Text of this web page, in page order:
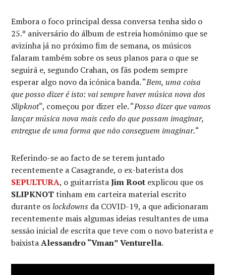
Embora o foco principal dessa conversa tenha sido o
25.º aniversário do álbum de estreia homónimo que se
avizinha já no próximo fim de semana, os músicos
falaram também sobre os seus planos para o que se
seguirá e, segundo Crahan, os fãs podem sempre
esperar algo novo da icónica banda. “Bem, uma coisa
que posso dizer é isto: vai sempre haver música nova dos
Slipknot“, começou por dizer ele. “Posso dizer que vamos
lançar música nova mais cedo do que possam imaginar,
entregue de uma forma que não conseguem imaginar.“
Referindo-se ao facto de se terem juntado
recentemente a Casagrande, o ex-baterista dos
SEPULTURA, o guitarristaJim Root explicou que os
SLIPKNOTtinham em carteira material escrito
durante oslockdowns da COVID-19, a que adicionaram
recentemente mais algumas ideias resultantes de uma
sessão inicial de escrita que teve com o novo baterista e
baixistaAlessandro “Vman” Venturella.